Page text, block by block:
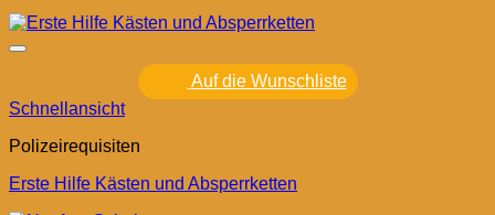
Auf die Wunschliste
Schnellansicht
Polizeirequisiten
Erste Hilfe Kästen und Absperrketten